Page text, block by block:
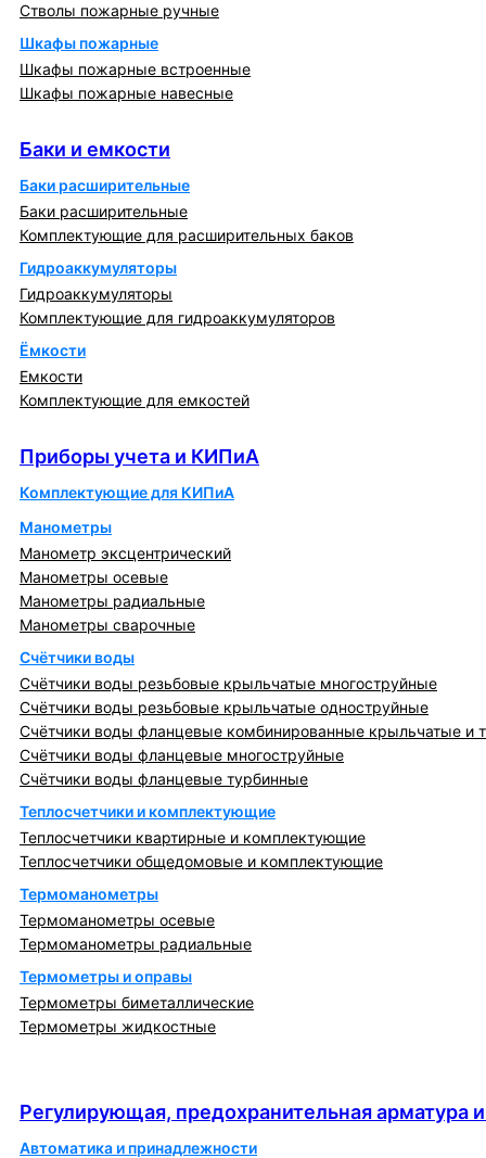
Стволы пожарные ручные
Шкафы пожарные
Шкафы пожарные встроенные
Шкафы пожарные навесные
Баки и емкости
Баки расширительные
Баки расширительные
Комплектующие для расширительных баков
Гидроаккумуляторы
Гидроаккумуляторы
Комплектующие для гидроаккумуляторов
Ёмкости
Емкости
Комплектующие для емкостей
Приборы учета и КИПиА
Комплектующие для КИПиА
Манометры
Манометр эксцентрический
Манометры осевые
Манометры радиальные
Манометры сварочные
Счётчики воды
Счётчики воды резьбовые крыльчатые многоструйные
Счётчики воды резьбовые крыльчатые одноструйные
Счётчики воды фланцевые комбинированные крыльчатые и
Счётчики воды фланцевые многоструйные
Счётчики воды фланцевые турбинные
Теплосчетчики и комплектующие
Теплосчетчики квартирные и комплектующие
Теплосчетчики общедомовые и комплектующие
Термоманометры
Термоманометры осевые
Термоманометры радиальные
Термометры и оправы
Термометры биметаллические
Термометры жидкостные
Регулирующая, предохранительная арматура
Автоматика и принадлежности